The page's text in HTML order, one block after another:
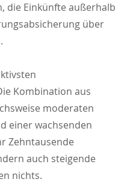
die Einkünfte außerhalb
über
Kombination aus
moderaten
einer wachsenden
Zehntausende
auch steigende
nichts.